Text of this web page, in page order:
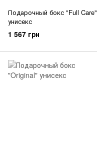
Подарочный бокс "Full Care"
унисекс
1 567 грн